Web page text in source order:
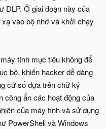
DLP. Ở giai đoạn này của
vào bộ nhớ và khởi chạy
tính mục tiêu không để
bộ, khiến hacker dễ dàng
cứ số dựa trên chữ ký
công ẩn các hoạt động của
của máy tính và sử dụng
PowerShell và Windows